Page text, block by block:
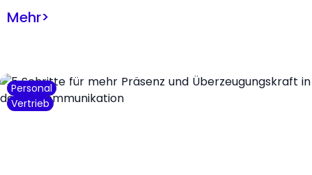
Mehr>
Personal
Vertrieb